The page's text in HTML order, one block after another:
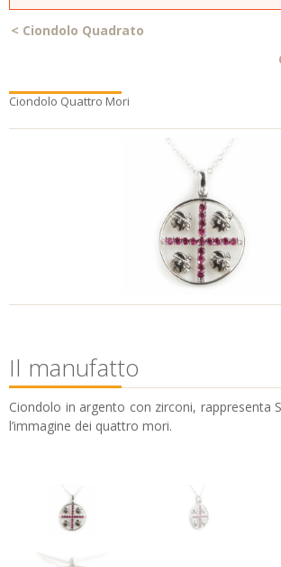
< Ciondolo Quadrato
Ciondolo Quattro Mori
Il manufatto
Ciondolo in argento con zirconi, rappresenta
l’immagine dei quattro mori.